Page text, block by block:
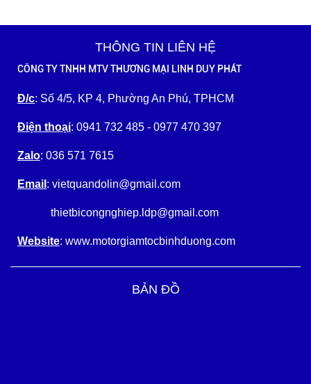
THÔNG TIN LIÊN HỆ
CÔNG TY TNHH MTV THƯƠNG MẠI LINH DUY PHÁT
Đ/c: Số 4/5, KP 4, Phường An Phú, TPHCM
Điện thoại: 0941 732 485 - 0977 470 397
Zalo: 036 571 7615
Email : vietquandolin@gmail.com
thietbicongnghiep.ldp@gmail.com
Website: www.motorgiamtocbinhduong.com
BẢN ĐỒ